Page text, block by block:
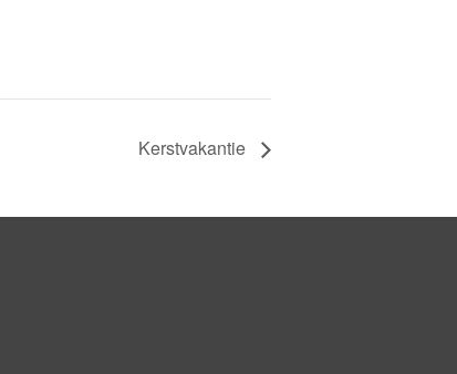
Kerstvakantie